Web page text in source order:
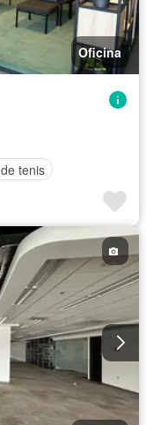
Oficina
tenis